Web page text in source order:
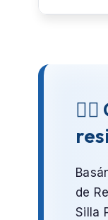
de
Silla